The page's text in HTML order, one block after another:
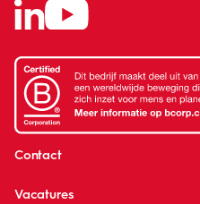
Contact
Vacatures